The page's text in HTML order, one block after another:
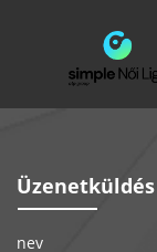
Üzenetküldés
nev